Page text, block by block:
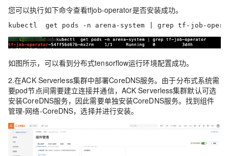
您可以执行如下命令查看tfjob-operator是否安装成功。
kubectl  get pods -n arena-system | grep tf-job-
如图所示，可以看到分布式tensorflow运行环境配置成功。
2.在ACK Serverless集群中部署CoreDNS服务。由于分布式系统需
要pod节点间需要建立连接并通信， ACK Serverless集群默认可选
安装CoreDNS服务，因此需要单独安装CoreDNS服务。找到组件
管理-网络-CoreDNS，选择并进行安装。